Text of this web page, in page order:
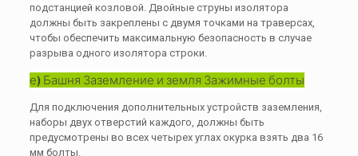
подстанцией козловой. Двойные струны изолятора
должны быть закреплены с двумя точками на траверсах,
чтобы обеспечить максимальную безопасность в случае
разрыва одного изолятора строки.
е) Башня Заземление и земля Зажимные болты
Для подключения дополнительных устройств заземления,
наборы двух отверстий каждого, должны быть
предусмотрены во всех четырех углах окурка взять два 16
мм болты.